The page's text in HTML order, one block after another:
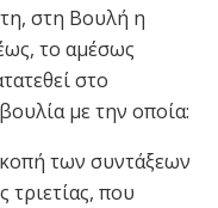
στη Βουλή η
το αμέσως
στο
με την οποία:
των συντάξεων
τριετίας, που